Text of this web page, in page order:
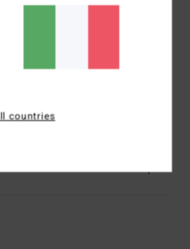
la figura
logo
countries